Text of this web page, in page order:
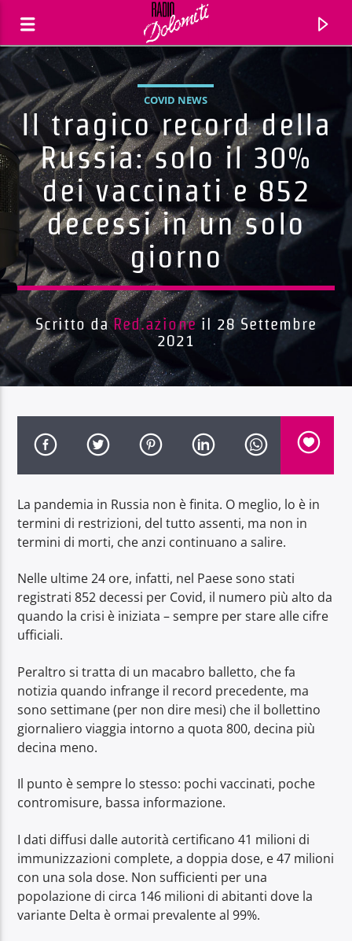
Traccia corrente
Titolo
Artista
Radio Dolomiti
COVID NEWS
Il tragico record della
Russia: solo il 30%
dei vaccinati e 852
decessi in un solo
giorno
Scritto daRed.azioneil 28 Settembre
2021
La pandemia in Russia non è finita. O meglio, lo è in
termini di restrizioni, del tutto assenti, ma non in
termini di morti, che anzi continuano a salire.
Nelle ultime 24 ore, infatti, nel Paese sono stati
registrati 852 decessi per Covid, il numero più alto da
quando la crisi è iniziata – sempre per stare alle cifre
ufficiali.
Peraltro si tratta di un macabro balletto, che fa
notizia quando infrange il record precedente, ma
sono settimane (per non dire mesi) che il bollettino
giornaliero viaggia intorno a quota 800, decina più
decina meno.
Il punto è sempre lo stesso: pochi vaccinati, poche
contromisure, bassa informazione.
I dati diffusi dalle autorità certificano 41 milioni di
immunizzazioni complete, a doppia dose, e 47 milioni
con una sola dose. Non sufficienti per una
popolazione di circa 146 milioni di abitanti dove la
variante Delta è ormai prevalente al 99%.